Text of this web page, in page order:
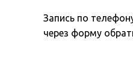
Запись по
через форму